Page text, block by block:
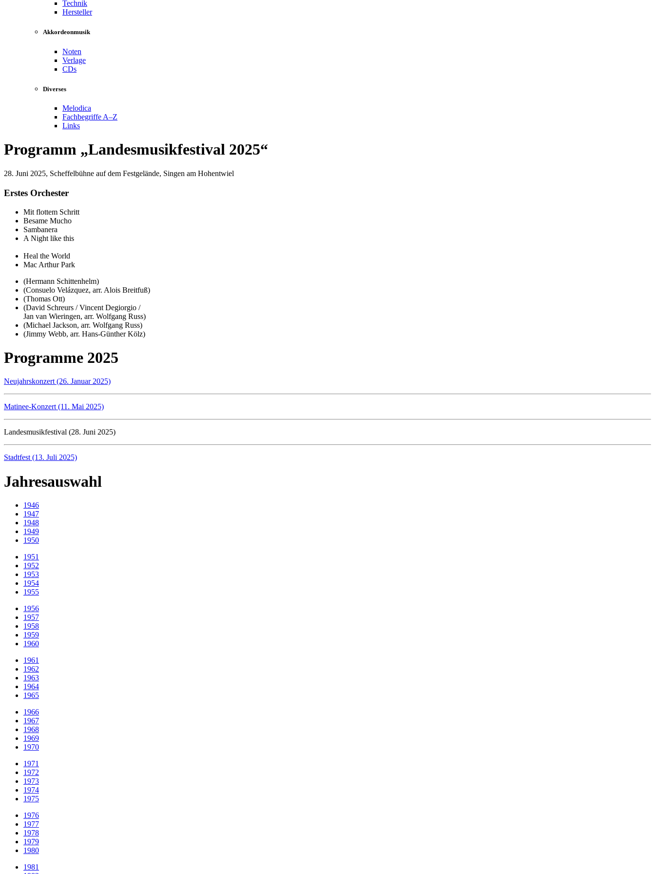
Technik
Hersteller
Akkordeonmusik
Noten
Verlage
CDs
Diverses
Melodica
Fachbegriffe A–Z
Links
Programm Landesmusikfestival 2025
28. Juni 2025, Scheffelbühne auf dem Festgelände, Singen am Hohentwiel
Erstes Orchester
Mit flottem Schritt
Besame Mucho
Sambanera
A Night like this
Heal the World
Mac Arthur Park
(Hermann Schittenhelm)
(Consuelo Velázquez, arr. Alois Breitfuß)
(Thomas Ott)
(David Schreurs / Vincent Degiorgio /
Jan van Wieringen, arr. Wolfgang Russ)
(Michael Jackson, arr. Wolfgang Russ)
(Jimmy Webb, arr. Hans-Günther Kölz)
Programme 2025
Neujahrskonzert (26. Januar 2025)
Matinee-Konzert (11. Mai 2025)
Landesmusikfestival (28. Juni 2025)
Stadtfest (13. Juli 2025)
Jahresauswahl
1946
1947
1948
1949
1950
1951
1952
1953
1954
1955
1956
1957
1958
1959
1960
1961
1962
1963
1964
1965
1966
1967
1968
1969
1970
1971
1972
1973
1974
1975
1976
1977
1978
1979
1980
1981